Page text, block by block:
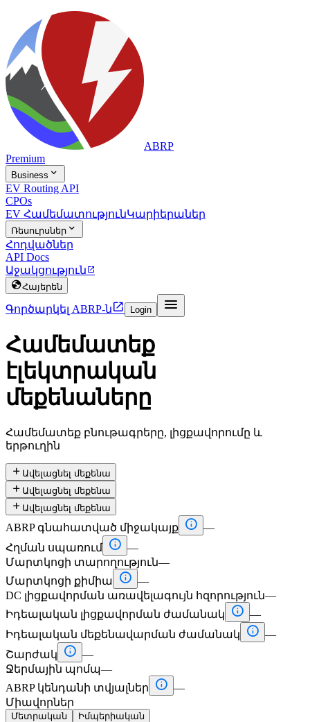
ABRP
Premium
Business 
EV Routing API
CPOs
EV ՀամեմատությունԿարիերաներ
Ռեսուրսներ 
Հոդվածներ
API Docs
Աջակցություն 
Հայերեն
Գործարկել ABRP-ն Login 
Համեմատեք
էլեկտրական
մեքենաները
Համեմատեք բնութագրերը, լիցքավորումը և
երթուղին
 Ավելացնել մեքենա
 Ավելացնել մեքենա
 Ավելացնել մեքենա
ABRP գնահատված միջակայք  —
Հղման սպառում  —
Մարտկոցի տարողություն—
Մարտկոցի քիմիա
 —
DC լիցքավորման առավելագույն հզորություն—
Իդեալական լիցքավորման ժամանակ
 —
Իդեալական մեքենավարման ժամանակ
 —
Շարժակ
 —
Ջերմային պոմպ—
ABRP կենդանի տվյալներ
 —
Միավորներ
Մետրական Իմպերիական